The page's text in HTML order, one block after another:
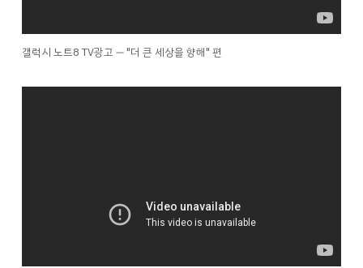
갤럭시 노트8 TV광고 ― "더 큰 세상을 향해" 편